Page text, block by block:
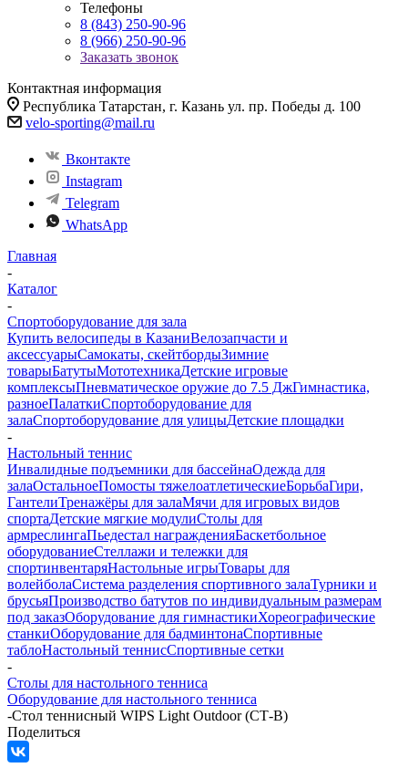
Телефоны
8 (843) 250-90-96
8 (966) 250-90-96
Заказать звонок
Контактная информация
Республика Татарстан, г. Казань ул. пр. Победы д. 100
velo-sporting@mail.ru
Вконтакте
Instagram
Telegram
WhatsApp
Главная
-
Каталог
-
Спортоборудование для зала
Купить велосипеды в КазаниВелозапчасти и
аксессуарыСамокаты, скейтбордыЗимние
товарыБатутыМототехникаДетские игровые
комплексыПневматическое оружие до 7.5 ДжГимнастика,
разноеПалаткиСпортоборудование для
залаСпортоборудование для улицыДетские площадки
-
Настольный теннис
Инвалидные подъемники для бассейнаОдежда для
залаОстальноеПомосты тяжелоатлетическиеБорьбаГири,
ГантелиТренажёры для залаМячи для игровых видов
спортаДетские мягкие модулиСтолы для
армреслингаПьедестал награжденияБаскетбольное
оборудованиеСтеллажи и тележки для
спортинвентаряНастольные игрыТовары для
волейболаСистема разделения спортивного залаТурники и
брусьяПроизводство батутов по индивидуальным размерам
под заказОборудование для гимнастикиХореографические
станкиОборудование для бадминтонаСпортивные
таблоНастольный теннисСпортивные сетки
-
Столы для настольного тенниса
Оборудование для настольного тенниса
-Стол теннисный WIPS Light Outdoor (СТ-В)
Поделиться